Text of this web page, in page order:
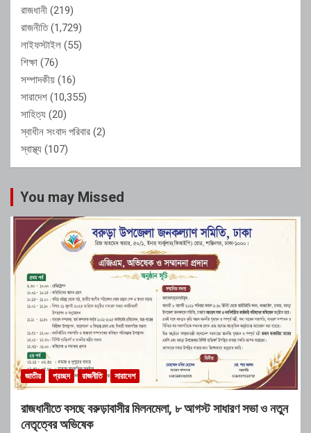
রাজধানী (219)
রাজনীতি(1,729)
লাইফস্টাইল (55)
শিক্ষা (76)
সম্পাদকীয় (16)
সারাদেশ (10,355)
সাহিত্য (20)
স্বাধীন সংবাদ পরিবার (2)
স্বাস্থ্য (107)
You may Missed
জাতীয় প্রচ্ছদ রাজনীতি সারাদেশ
রাজধানীতে বসছে বরুড়াবাসীর মিলনমেলা, ৮ আগস্ট সাধারণ সভা ও নতুন
নেতৃত্বের অভিষেক